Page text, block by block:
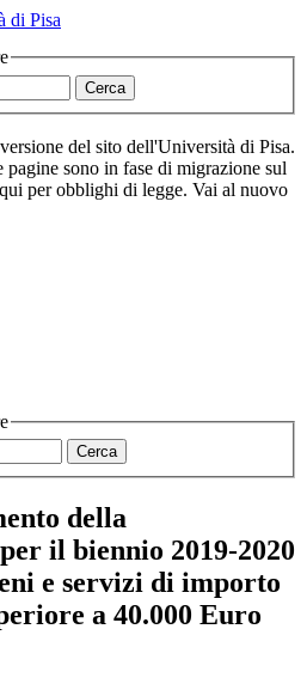
Cerca
del sito dell'Università di Pisa.
sono in fase di migrazione sul
per obblighi di legge. Vai al nuovo
Cerca
della
il biennio 2019-2020
e servizi di importo
a 40.000 Euro